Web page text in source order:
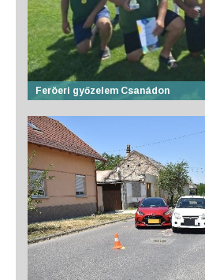
Feröeri győzelem Csanádon